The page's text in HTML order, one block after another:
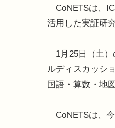
CoNETSは、
活用した実証研
1月25日（土）
ルディスカッシ
国語・算数・地
CoNETSは、今